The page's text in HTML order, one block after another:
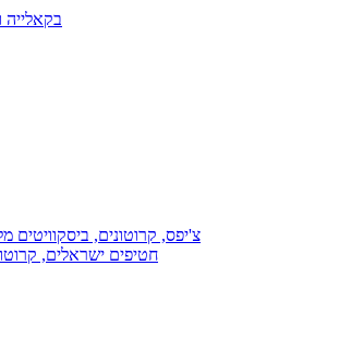
צ'יפס, קרוטונים, ביסקוויטים
חטיפים ישראלים,